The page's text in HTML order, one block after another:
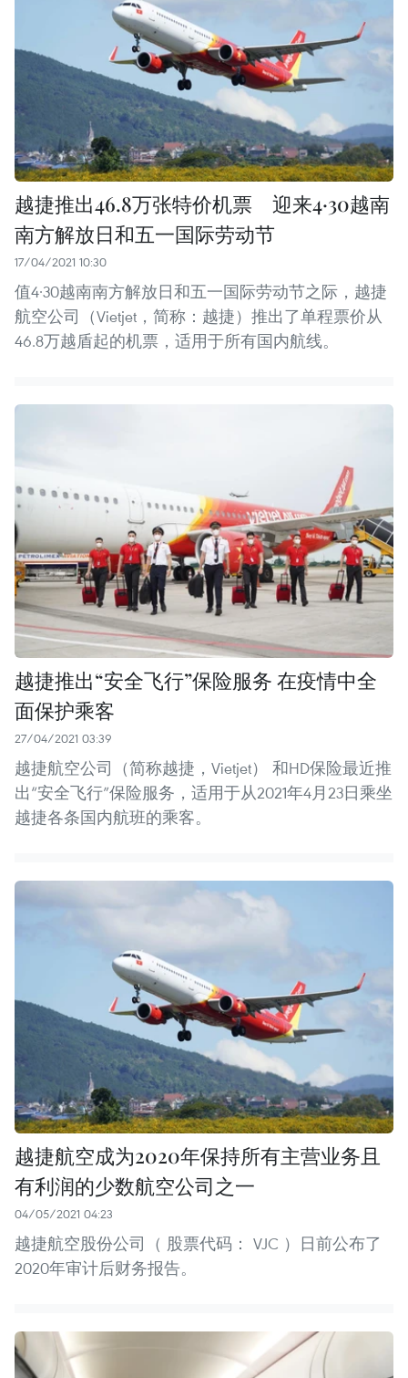
越捷推出46.8万张特价机票 迎来4·30越南
南方解放日和五一国际劳动节
17/04/2021 10:30
值4·30越南南方解放日和五一国际劳动节之际，越捷
航空公司（Vietjet，简称：越捷）推出了单程票价从
46.8万越盾起的机票，适用于所有国内航线。
越捷推出“安全飞行”保险服务 在疫情中全
面保护乘客
27/04/2021 03:39
越捷航空公司（简称越捷，Vietjet） 和HD保险最近推
出“安全飞行”保险服务，适用于从2021年4月23日乘坐
越捷各条国内航班的乘客。
越捷航空成为2020年保持所有主营业务且
有利润的少数航空公司之一
04/05/2021 04:23
越捷航空股份公司（ 股票代码： VJC ）日前公布了
2020年审计后财务报告。